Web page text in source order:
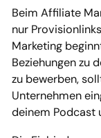
Beim Affiliate
nur
Marketing
Beziehungen zu
zu bewerben,
Unternehmen
deinem Podcast